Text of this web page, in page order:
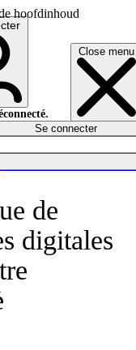
hoofdinhoud
Close menu
Se connecter
de
digitales